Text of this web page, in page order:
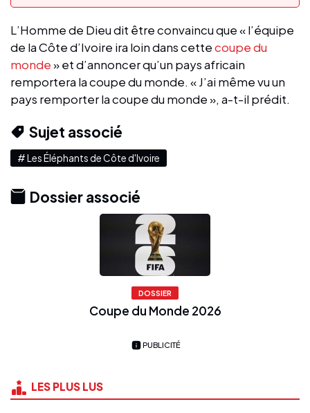
L’Homme de Dieu dit être convaincu que « l’équipe
de la Côte d’Ivoire ira loin dans cettecoupe du
monde» et d’annoncer qu’un pays africain
remportera la coupe du monde. « J’ai même vu un
pays remporter la coupe du monde », a-t-il prédit.
Sujet associé
# Les Éléphants de Côte d'Ivoire
Dossier associé
DOSSIER
Coupe du Monde 2026
PUBLICITÉ
LES PLUS LUS